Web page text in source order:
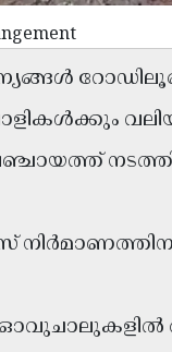
ഓവുചാലുകളിൽ